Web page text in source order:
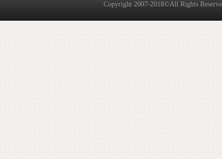
Copyright 2007-2018©All Rights